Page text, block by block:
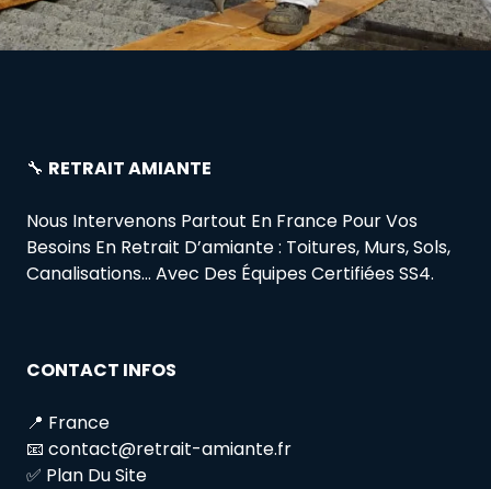
🔧 RETRAIT AMIANTE
Nous Intervenons Partout En France Pour Vos
Besoins En Retrait D’amiante : Toitures, Murs, Sols,
Canalisations… Avec Des Équipes Certifiées SS4.
CONTACT INFOS
📍 France
📧 contact@retrait-amiante.fr
✅ Plan Du Site